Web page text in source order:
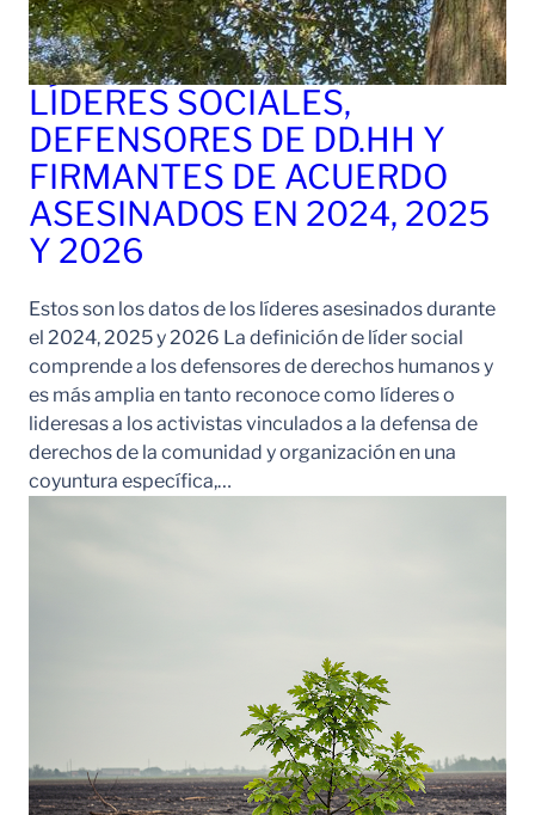
LÍDERES SOCIALES,
DEFENSORES DE DD.HH Y
FIRMANTES DE ACUERDO
ASESINADOS EN 2024, 2025
Y 2026
Estos son los datos de los líderes asesinados durante
el 2024, 2025 y 2026 La definición de líder social
comprende a los defensores de derechos humanos y
es más amplia en tanto reconoce como líderes o
lideresas a los activistas vinculados a la defensa de
derechos de la comunidad y organización en una
coyuntura específica,…